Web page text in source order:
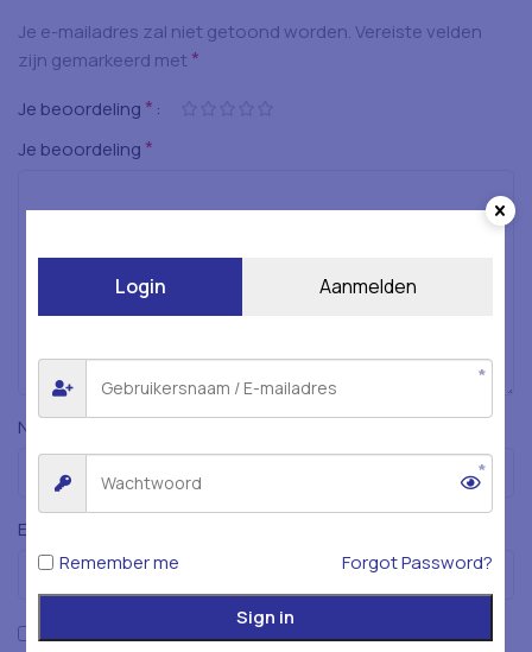
Je e-mailadres zal niet getoond worden.Vereiste velden
zijn gemarkeerd met *
Je beoordeling *
Je beoordeling *
Naam *
E-mail
Mijn naam, e-mailadres en website opslaan in deze
Login Aanmelden
Remember me Forgot Password?
Sign in